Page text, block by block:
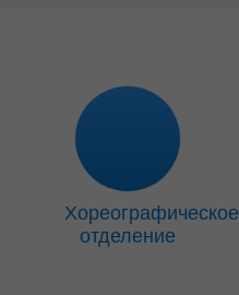
Хореографическое
отделение